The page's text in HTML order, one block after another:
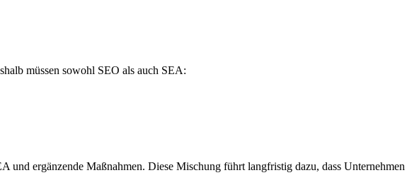
müssen sowohl SEO als auch SEA:
und ergänzende Maßnahmen. Diese Mischung führt langfristig dazu, dass